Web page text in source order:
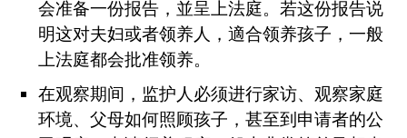
会准备一份报告，並呈上法庭。若这份报告说
明这对夫妇或者领养人，適合领养孩子，一般
上法庭都会批准领养。
在观察期间，监护人必须进行家访、观察家庭
环境、父母如何照顾孩子，甚至到申请者的公